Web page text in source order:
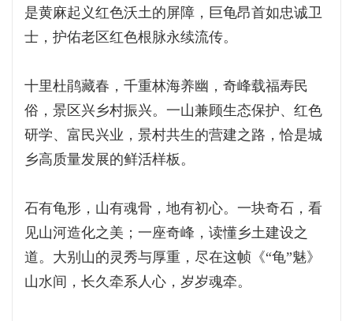
是黄麻起义红色沃土的屏障，巨龟昂首如忠诚卫
士，护佑老区红色根脉永续流传。
十里杜鹃藏春，千重林海养幽，奇峰载福寿民
俗，景区兴乡村振兴。一山兼顾生态保护、红色
研学、富民兴业，景村共生的营建之路，恰是城
乡高质量发展的鲜活样板。
石有龟形，山有魂骨，地有初心。一块奇石，看
见山河造化之美；一座奇峰，读懂乡土建设之
道。大别山的灵秀与厚重，尽在这帧《“龟”魅》
山水间，长久牵系人心，岁岁魂牵。